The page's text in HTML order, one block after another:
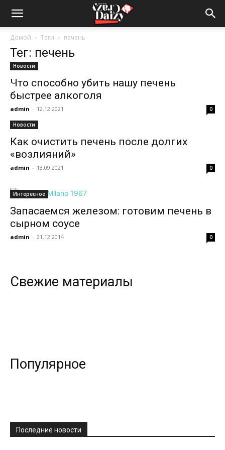
Crazy-
Daizy
сумашедшие
обо
Домой Теги печень
Тег: печень
Новости
Что способно убить нашу печень
быстрее алкоголя
admin - 12.12.2021 0
Новости
Как очистить печень после долгих
«возлияний»
admin - 13.09.2021 0
Интересное
Запасаемся железом: готовим печень в
сырном соусе
admin - 21.12.2014 0
Свежие материалы
Популярное
Последние новости